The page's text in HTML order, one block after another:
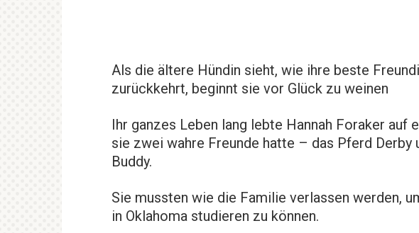
Als die ältere Hündin sieht, wie ihre beste
zurückkehrt, beginnt sie vor Glück zu weinen
Ihr ganzes Leben lang lebte Hannah Foraker auf
sie zwei wahre Freunde hatte – das Pferd Derby
Buddy.
Sie mussten wie die Familie verlassen werden,
in Oklahoma studieren zu können.